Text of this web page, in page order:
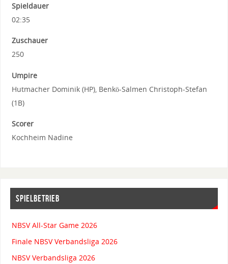
Spieldauer
02:35
Zuschauer
250
Umpire
Hutmacher Dominik (HP), Benkö-Salmen Christoph-Stefan
(1B)
Scorer
Kochheim Nadine
SPIELBETRIEB
NBSV All-Star Game 2026
Finale NBSV Verbandsliga 2026
NBSV Verbandsliga 2026